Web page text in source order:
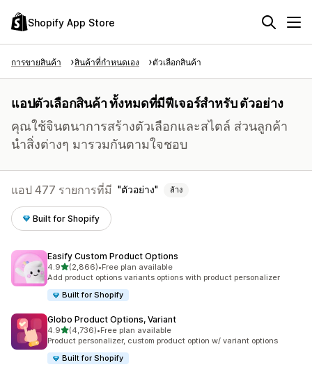
Shopify App Store
การขายสินค้า สินค้าที่กำหนดเอง ตัวเลือกสินค้า
แอปตัวเลือกสินค้า ทั้งหมดที่มีฟีเจอร์สำหรับ ตัวอย่าง
คุณใช้จินตนาการสร้างตัวเลือกและสไตล์ ส่วนลูกค้า
นำสิ่งต่างๆ มารวมกันตามใจชอบ
แอป 477 รายการที่มี ตัวอย่าง ล้าง
Built for Shopify
Easify Custom Product Options
4.9เต็ม 5 ดาว
(2,866)
ทั้งหมด 2866 รีวิว
•Free plan available
Add product options variants options with product personalizer
Built for Shopify
Globo Product Options, Variant
4.9เต็ม 5 ดาว
(4,736)
ทั้งหมด 4736 รีวิว
•Free plan available
Product personalizer, custom product option w/ variant options
Built for Shopify